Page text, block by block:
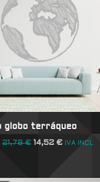
globo terráqueo
21,78€ 14,52 € IVA INCL